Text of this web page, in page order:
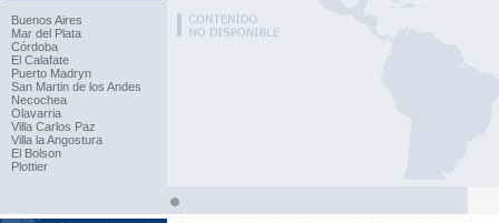
Buenos Aires
Mar del Plata
Córdoba
El Calafate
Puerto Madryn
San Martin de los Andes
Necochea
Olavarria
Villa Carlos Paz
Villa la Angostura
El Bolson
Plottier